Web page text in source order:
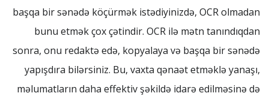
başqa bir sənədə köçürmək istədiyinizdə, OCR olmadan
bunu etmək çox çətindir. OCR ilə mətn tanındıqdan
sonra, onu redaktə edə, kopyalaya və başqa bir sənədə
yapışdıra bilərsiniz. Bu, vaxta qənaət etməklə yanaşı,
məlumatların daha effektiv şəkildə idarə edilməsinə də